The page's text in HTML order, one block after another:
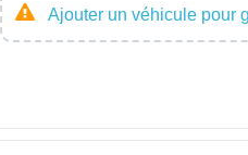
Ajouter un véhicule pour